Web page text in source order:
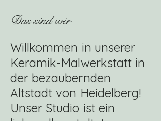
Das sind wir
Willkommen in unserer
Keramik-Malwerkstatt in
der bezaubernden
Altstadt von Heidelberg!
Unser Studio ist ein